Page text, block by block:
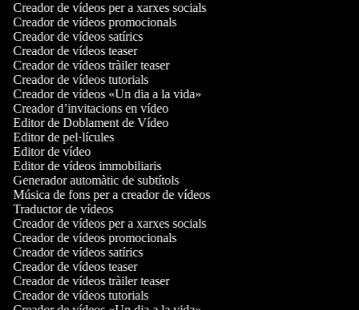
Creador de vídeos per a xarxes socials
Creador de vídeos promocionals
Creador de vídeos satírics
Creador de vídeos teaser
Creador de vídeos tràiler teaser
Creador de vídeos tutorials
Creador de vídeos «Un dia a la vida»
Creador d’invitacions en vídeo
Editor de Doblament de Vídeo
Editor de pel·lícules
Editor de vídeo
Editor de vídeos immobiliaris
Generador automàtic de subtítols
Música de fons per a creador de vídeos
Traductor de vídeos
Creador de vídeos per a xarxes socials
Creador de vídeos promocionals
Creador de vídeos satírics
Creador de vídeos teaser
Creador de vídeos tràiler teaser
Creador de vídeos tutorials